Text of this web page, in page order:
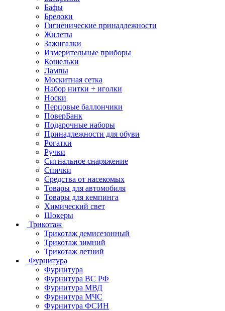
Бафы
Брелоки
Гигиенические принадлежности
Жилеты
Зажигалки
Измерительные приборы
Кошельки
Лампы
Москитная сетка
Набор нитки + иголки
Носки
Перцовые баллончики
ПоверБанк
Подарочные наборы
Принадлежности для обуви
Рогатки
Ручки
Сигнальное снаряжение
Спички
Средства от насекомых
Товары для автомобиля
Товары для кемпинга
Химический свет
Шокеры
Трикотаж
Трикотаж демисезонный
Трикотаж зимний
Трикотаж летний
Фурнитура
Фурнитура
Фурнитура ВС РФ
Фурнитура МВД
Фурнитура МЧС
Фурнитура ФСИН